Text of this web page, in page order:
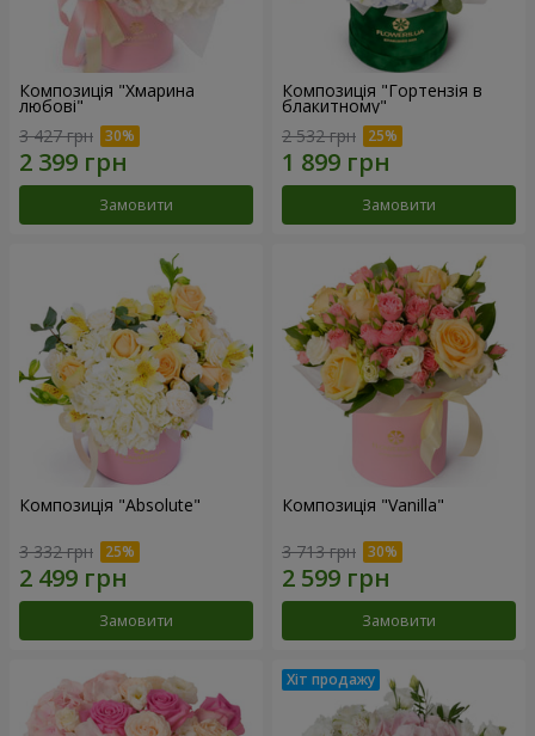
Композиція "Хмарина
любові"
3 427 грн
Замовити
Композиція "Гортензія в
блакитному"
2 532 грн
Замовити
Композиція "Absolute"
3 332 грн
Замовити
Композиція "Vanilla"
3 713 грн
Замовити